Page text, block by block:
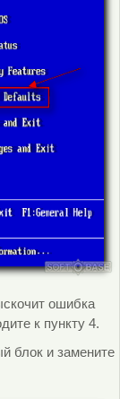
ошибка
к пункту 4.
блок и замените